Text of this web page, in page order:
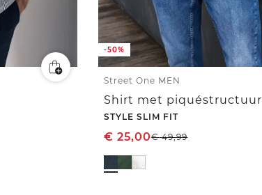
-50%
Street One MEN
Shirt met piquéstructuur
STYLE SLIM FIT
€ 25,00€49,99